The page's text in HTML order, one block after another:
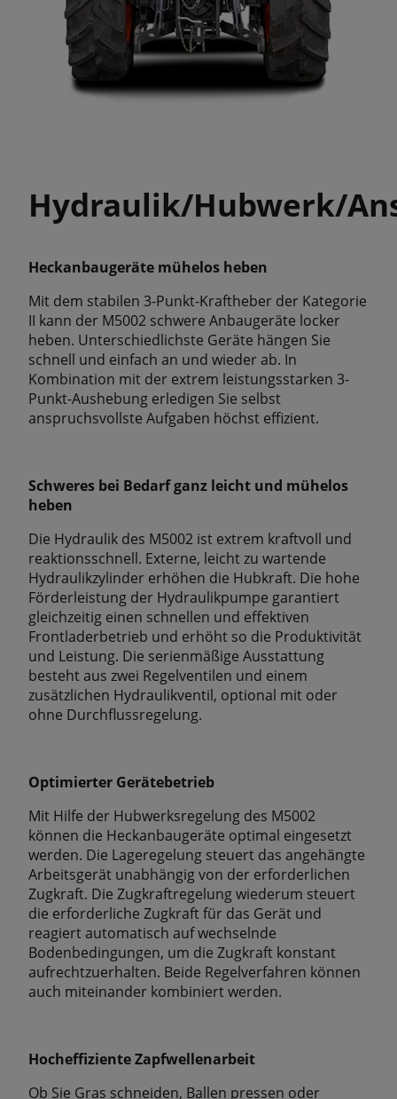
Hydraulik/Hubwerk/
Heckanbaugeräte mühelos heben
Mit dem stabilen 3-Punkt-Kraftheber der Kategorie
II kann der M5002 schwere Anbaugeräte locker
heben. Unterschiedlichste Geräte hängen Sie
schnell und einfach an und wieder ab. In
Kombination mit der extrem leistungsstarken 3-
Punkt-Aushebung erledigen Sie selbst
anspruchsvollste Aufgaben höchst efﬁzient.
Schweres bei Bedarf ganz leicht und mühelos
heben
Die Hydraulik des M5002 ist extrem kraftvoll und
reaktionsschnell. Externe, leicht zu wartende
Hydraulikzylinder erhöhen die Hubkraft. Die hohe
Förderleistung der Hydraulikpumpe garantiert
gleichzeitig einen schnellen und effektiven
Frontladerbetrieb und erhöht so die Produktivität
und Leistung. Die serienmäßige Ausstattung
besteht aus zwei Regelventilen und einem
zusätzlichen Hydraulikventil, optional mit oder
ohne Durchﬂussregelung.
Optimierter Gerätebetrieb
Mit Hilfe der Hubwerksregelung des M5002
können die Heckanbaugeräte optimal eingesetzt
werden. Die Lageregelung steuert das angehängte
Arbeitsgerät unabhängig von der erforderlichen
Zugkraft. Die Zugkraftregelung wiederum steuert
die erforderliche Zugkraft für das Gerät und
reagiert automatisch auf wechselnde
Bodenbedingungen, um die Zugkraft konstant
aufrechtzuerhalten. Beide Regelverfahren können
auch miteinander kombiniert werden.
Hochefﬁziente Zapfwellenarbeit
Ob Sie Gras schneiden, Ballen pressen oder